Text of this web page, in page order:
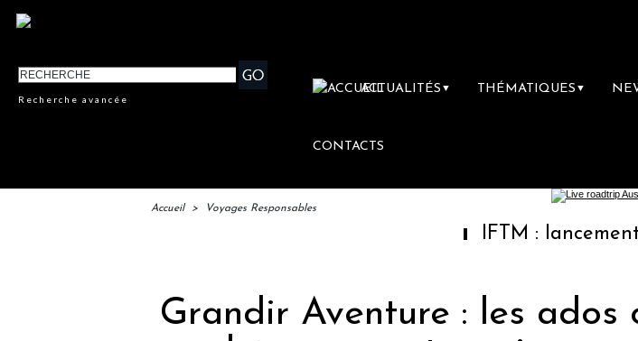
Recherche avancée
ACTUALITÉS ▼ THÉMATIQUES ▼
CONTACTS
Accueil > Voyages Responsables
IFTM : lancement des
Grandir Aventure : les ados